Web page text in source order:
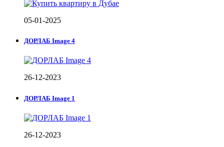
05-01-2025
ДОРЛАБ Image 4
26-12-2023
ДОРЛАБ Image 1
26-12-2023